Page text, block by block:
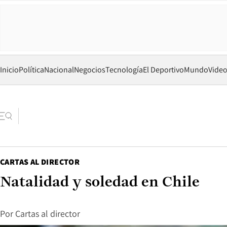
InicioPolíticaNacionalNegociosTecnologíaEl DeportivoMundo
CARTAS AL DIRECTOR
Natalidad y soledad en Chile
Por Cartas al director